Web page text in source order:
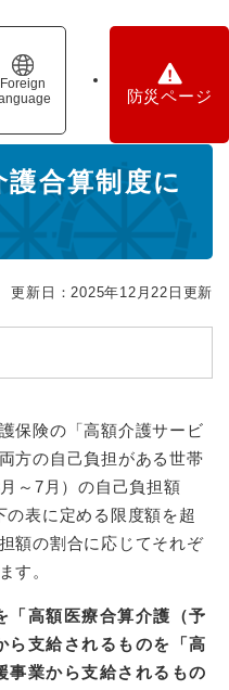
Foreign
防災ページ
合算制度に
更新日：2025年12月22日更新
保険の「高額介護サービ
方の自己負担がある世帯
～7月）の自己負担額
の表に定める限度額を超
額の割合に応じてそれぞ
す。
「高額医療合算介護（予
ら支給されるものを「高
事業から支給されるもの